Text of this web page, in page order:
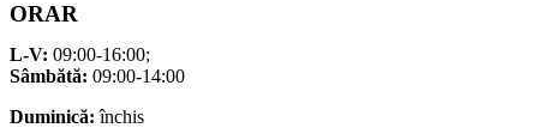
ORAR
L-V: 09:00-16:00;
Sâmbătă: 09:00-14:00
Duminică: închis